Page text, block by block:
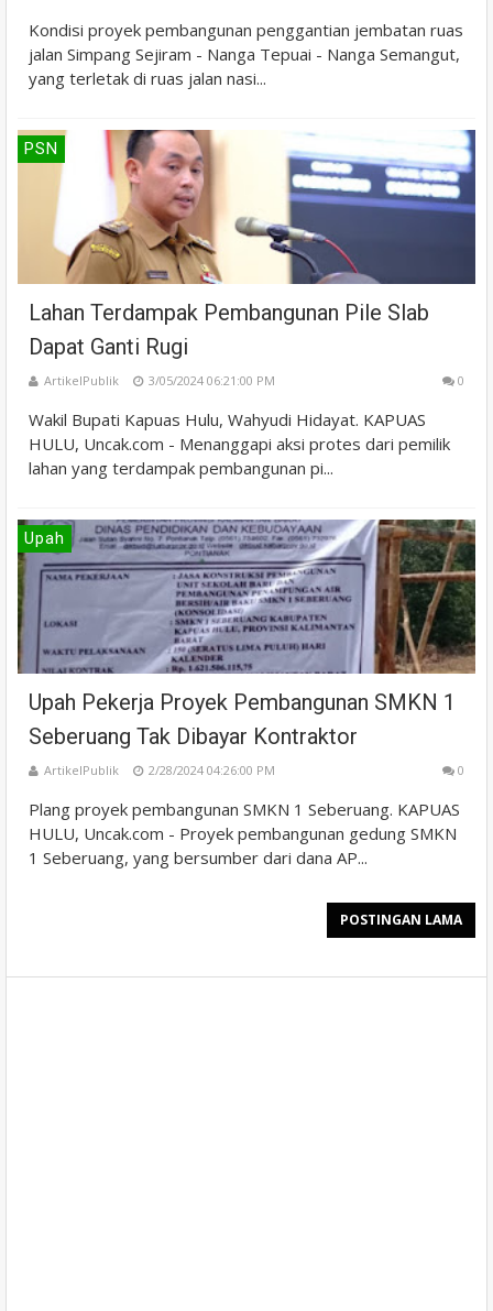
Kondisi proyek pembangunan penggantian jembatan ruas
jalan Simpang Sejiram - Nanga Tepuai - Nanga Semangut,
yang terletak di ruas jalan nasi...
PSN
Lahan Terdampak Pembangunan Pile Slab
Dapat Ganti Rugi
ArtikelPublik 3/05/2024 06:21:00 PM 0
Wakil Bupati Kapuas Hulu, Wahyudi Hidayat. KAPUAS
HULU, Uncak.com - Menanggapi aksi protes dari pemilik
lahan yang terdampak pembangunan pi...
Upah
Upah Pekerja Proyek Pembangunan SMKN 1
Seberuang Tak Dibayar Kontraktor
ArtikelPublik 2/28/2024 04:26:00 PM 0
Plang proyek pembangunan SMKN 1 Seberuang. KAPUAS
HULU, Uncak.com - Proyek pembangunan gedung SMKN
1 Seberuang, yang bersumber dari dana AP...
POSTINGAN LAMA